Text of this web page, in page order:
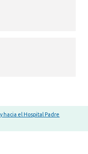
hacia el Hospital Padre